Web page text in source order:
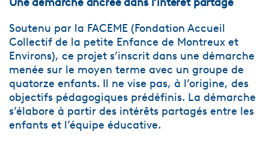
Soutenu par la FACEME (Fondation Accueil
Collectif de la petite Enfance de Montreux et
Environs), ce projet s’inscrit dans une démarche
menée sur le moyen terme avec un groupe de
quatorze enfants. Il ne vise pas, à l’origine, des
objectifs pédagogiques prédéfinis. La démarche
s’élabore à partir des intérêts partagés entre les
enfants et l’équipe éducative.